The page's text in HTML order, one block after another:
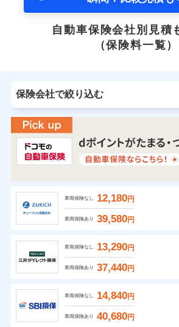
自動車保険会社別見積
（保険料一覧）
保険会社で絞り込む
車両保険なし 12,180円
車両保険あり 39,580円
車両保険なし 13,290円
車両保険あり 37,440円
車両保険なし 14,840円
車両保険あり 40,680円